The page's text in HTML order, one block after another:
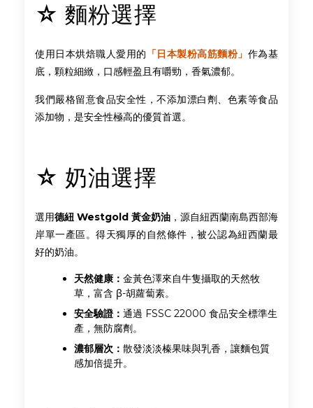
☆ 麵粉選擇
使用日本烘焙職人愛用的 「日本製粉高筋麵粉」 作為基
底，顆粒細緻，口感輕盈且有嚼勁，香氣濃郁。
我們嚴格留意食品安全性，不添加漂白劑、色素等食品
添加物，是安全性極高的優質首選。
☆ 奶油選擇
選用德紐 Westgold 黃金奶油 ，源自紐西蘭南島西部海
岸單一產區。得天獨厚的自然條件，被公認為紐西蘭最
好的奶油。
天然健康： 金黃色澤來自牛隻攝取的天然牧
草，富含 β-胡蘿蔔素。
安全驗證： 通過 FSSC 22000 食品安全標準生
產，無防腐劑。
濃郁層次： 散發淡淡榛果味與乳香，讓麵包質
感加倍提升。